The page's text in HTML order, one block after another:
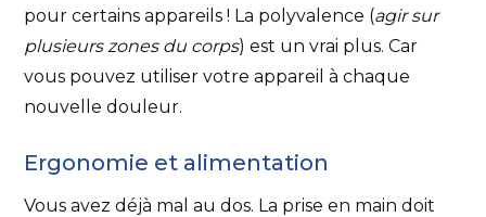
pour certains appareils ! La polyvalence (agir sur
plusieurs zones du corps) est un vrai plus. Car
vous pouvez utiliser votre appareil à chaque
nouvelle douleur.
Ergonomie et alimentation
Vous avez déjà mal au dos. La prise en main doit